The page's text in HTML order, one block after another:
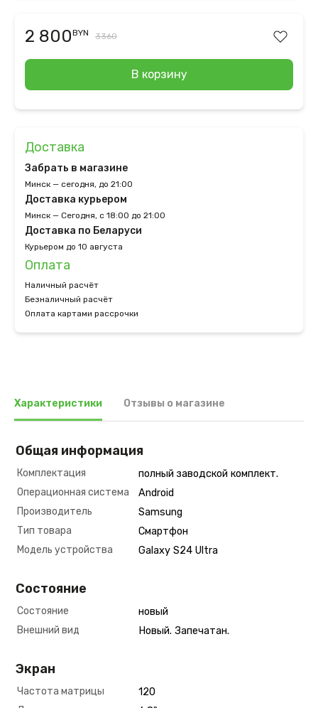
2 800BYN 3360
В корзину
Доставка
Забрать в магазине
Минск — сегодня, до 21:00
Доставка курьером
Минск — Сегодня, с 18:00 до 21:00
Доставка по Беларуси
Курьером до 10 августа
Оплата
Наличный расчёт
Безналичный расчёт
Оплата картами рассрочки
Характеристики Отзывы о магазине
Общая информация
Комплектация
полный заводской комплект.
Операционная система
Android
Производитель
Samsung
Тип товара
Смартфон
Модель устройства
Galaxy S24 Ultra
Состояние
Состояние
новый
Внешний вид
Новый. Запечатан.
Экран
Частота матрицы
120